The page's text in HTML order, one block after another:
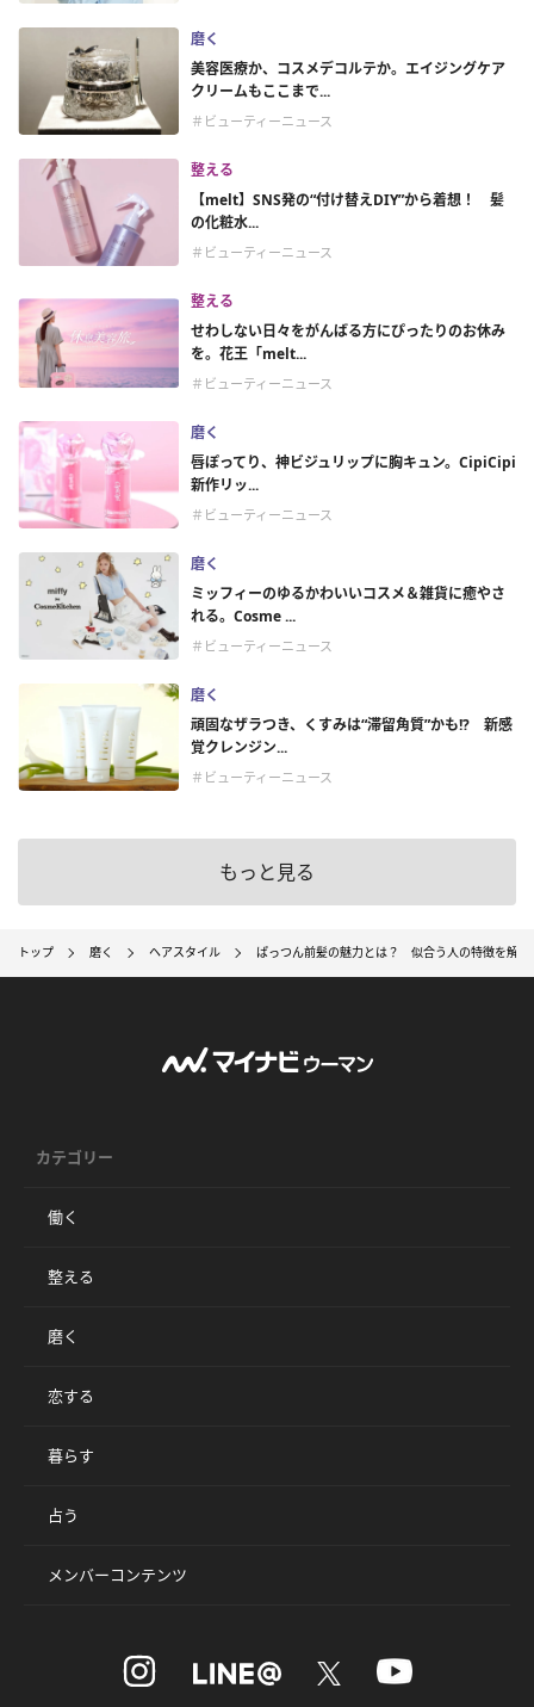
磨く
美容医療か、コスメデコルテか。エイジングケア
クリームもここまで...
＃ビューティーニュース
整える
【melt】SNS発の“付け替えDIY”から着想！ 髪
の化粧水...
＃ビューティーニュース
整える
せわしない日々をがんばる方にぴったりのお休み
を。花王「melt...
＃ビューティーニュース
磨く
唇ぽってり、神ビジュリップに胸キュン。CipiCipi
新作リッ...
＃ビューティーニュース
磨く
ミッフィーのゆるかわいいコスメ＆雑貨に癒やさ
れる。Cosme ...
＃ビューティーニュース
磨く
頑固なザラつき、くすみは“滞留角質”かも!? 新感
覚クレンジン...
＃ビューティーニュース
もっと見る
トップ 磨く ヘアスタイル ぱっつん前髪の魅力とは？ 似合う人の特徴を解説
カテゴリー
働く
整える
磨く
恋する
暮らす
占う
メンバーコンテンツ